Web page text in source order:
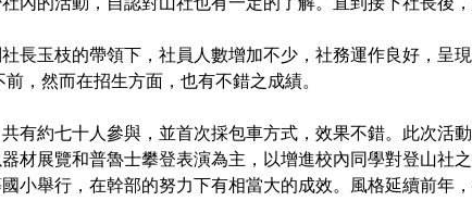
玉枝的帶領下，社員人數增加不少，社務運作良好，呈
，然而在招生方面，也有不錯之成績。
約七十人參與，並首次採包車方式，效果不錯。此次活
展覽和普魯士攀登表演為主，以增進校內同學對登山社之
舉行，在幹部的努力下有相當大的成效。風格延續前年